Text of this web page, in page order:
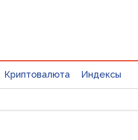
Криптовалюта Индексы